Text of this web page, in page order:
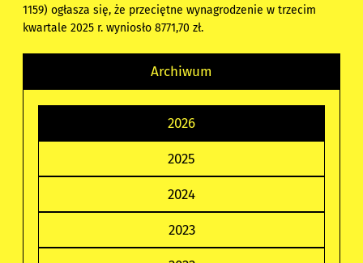
1159) ogłasza się, że przeciętne wynagrodzenie w trzecim
kwartale 2025 r. wyniosło 8771,70 zł.
Archiwum
2026
2025
2024
2023